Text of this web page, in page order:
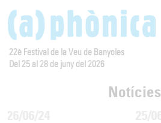
22è Festival de la Veu de Banyoles
Del 25 al 28 de juny del 2026
Notícies